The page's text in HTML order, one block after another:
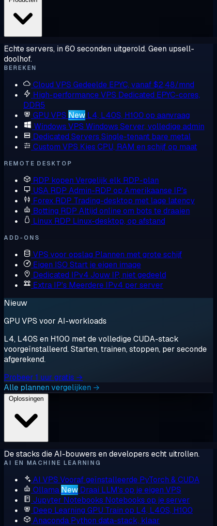
Echte servers, in 60 seconden uitgerold. Geen upsell-
doolhof.
BEREKEN
Cloud VPS Gedeelde EPYC, vanaf $2,48/mnd
High-performance VPS Dedicated EPYC-cores,
DDR5
GPU VPS New L4, L40S, H100 op aanvraag
Windows VPS Windows Server, volledige admin
Dedicated Servers Single-tenant bare metal
Custom VPS Kies CPU, RAM en schijf op maat
REMOTE DESKTOP
RDP kopen Vergelijk elk RDP-plan
USA RDP Admin-RDP op Amerikaanse IP's
Forex RDP Trading-desktop met lage latency
Botting RDP Altijd online om bots te draaien
Linux RDP Linux-desktop, op afstand
ADD-ONS
VPS voor opslag Plannen met grote schijf
Eigen ISO Start je eigen image
Dedicated IPv4 Jouw IP, niet gedeeld
Extra IP's Meerdere IPv4 per server
Nieuw
GPU VPS voor AI-workloads
L4, L40S en H100 met de volledige CUDA-stack
voorgeïnstalleerd. Starten, trainen, stoppen, per seconde
afgerekend.
Probeer 1 uur gratis →
Alle plannen vergelijken →
De stacks die AI-bouwers en developers echt uitrollen.
AI EN MACHINE LEARNING
AI VPS Vooraf geïnstalleerde PyTorch & CUDA
Ollama New Draai LLM's op je eigen VPS
Jupyter Notebooks Notebooks op je server
Deep Learning GPU Train op L4, L40S, H100
Anaconda Python data-stack, klaar